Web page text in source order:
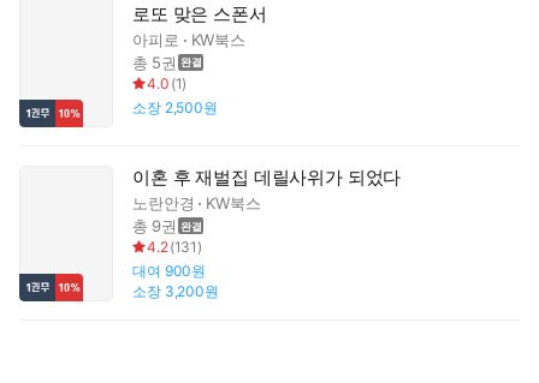
로또 맞은 스폰서
아피로
KW북스
총 5권
4.0 (1)
소장 2,500원
이혼 후 재벌집 데릴사위가 되었다
노란안경
KW북스
총 9권
4.2(131 )
대여 900원
소장 3,200원